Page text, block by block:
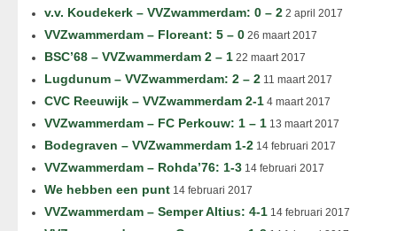
v.v. Koudekerk – VVZwammerdam: 0 – 2 2 april 2017
VVZwammerdam – Floreant: 5 – 0 26 maart 2017
BSC’68 – VVZwammerdam 2 – 1 22 maart 2017
Lugdunum – VVZwammerdam: 2 – 2 11 maart 2017
CVC Reeuwijk – VVZwammerdam 2-1 4 maart 2017
VVZwammerdam – FC Perkouw: 1 – 1 13 maart 2017
Bodegraven – VVZwammerdam 1-2 14 februari 2017
VVZwammerdam – Rohda’76: 1-3 14 februari 2017
We hebben een punt 14 februari 2017
VVZwammerdam – Semper Altius: 4-1 14 februari 2017